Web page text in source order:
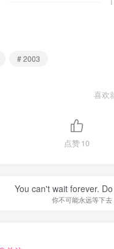
# 2003
喜欢
点赞10
You can't wait forever.
你不可能永远等下